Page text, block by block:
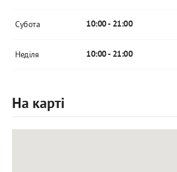
Субота 10:00 - 21:00
Неділя 10:00 - 21:00
На карті